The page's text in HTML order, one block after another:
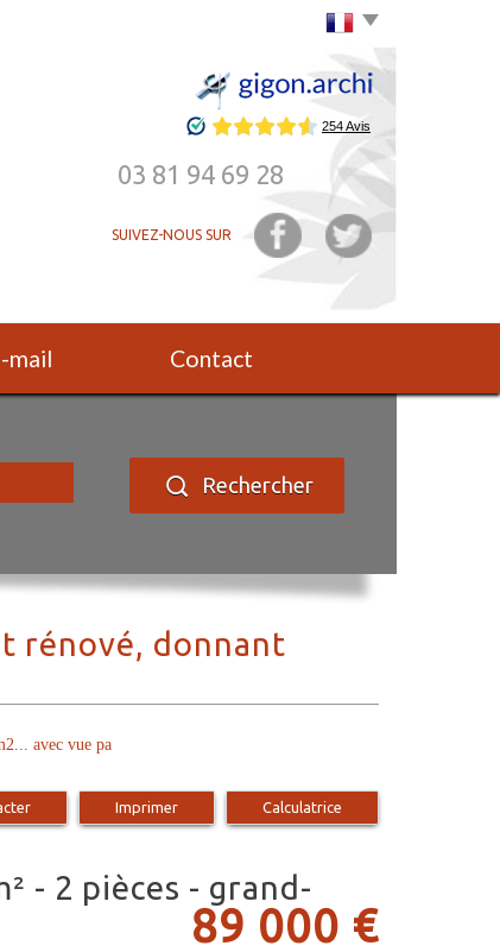
03 81 94 69 28
SUIVEZ-NOUS SUR
mail Contact
Rechercher
rénové, donnant
avec vue pa
Imprimer Calculatrice
89 000 €